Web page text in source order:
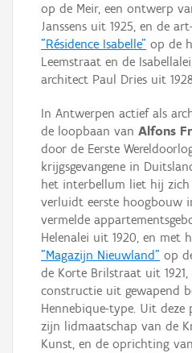
op de Meir, een ontwerp
Janssens uit 1925, en de
"Résidence Isabelle" op de
Leemstraat en de
architect Paul Dries uit
In Antwerpen actief als
de loopbaan van Alfons
door de Eerste
krijgsgevangene in
het interbellum liet hij
verluidt eerste hoogbouw
vermelde
Helenalei uit 1920, en met
"Magazijn Nieuwland" op
de Korte Brilstraat uit
constructie uit gewapend
Hennebique-type. Uit
zijn lidmaatschap van de
Kunst, en de oprichting